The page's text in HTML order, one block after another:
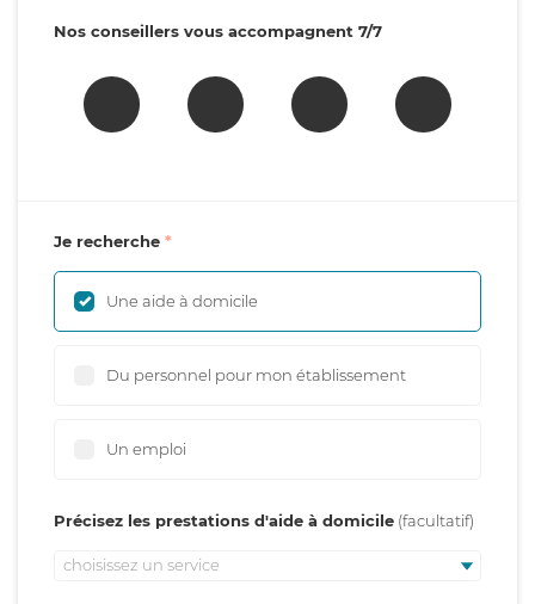
Nos conseillers vous accompagnent 7/7
Je recherche
Une aide à domicile
Du personnel pour mon établissement
Un emploi
Précisez les prestations d'aide à domicile
choisissez un service